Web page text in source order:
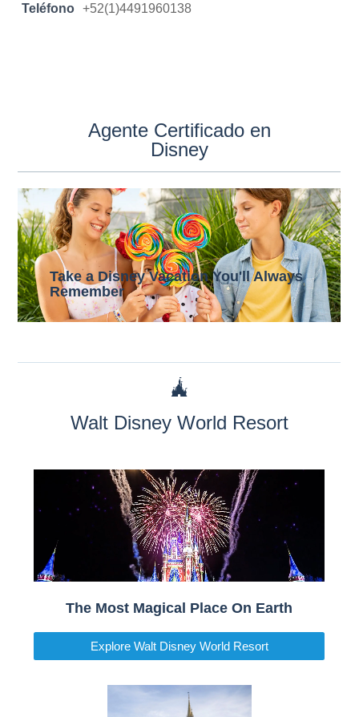
Teléfono +52(1)4491960138